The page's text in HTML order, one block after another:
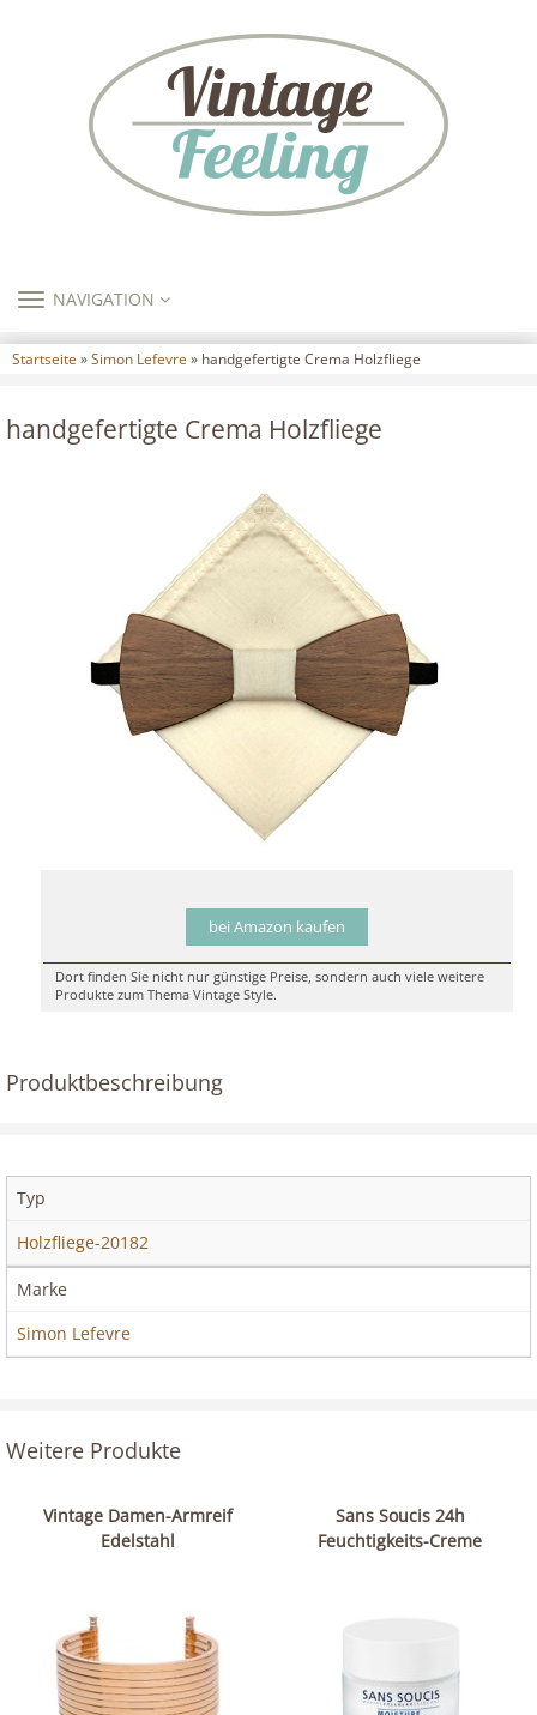
TOGGLE
NAVIGATION
Startseite »Simon Lefevre » handgefertigte Crema Holzfliege
handgefertigte Crema Holzfliege
bei Amazon kaufen
Dort finden Sie nicht nur günstige Preise, sondern auch viele weitere
Produkte zum Thema Vintage Style.
Produktbeschreibung
Typ
Holzfliege-20182
Marke
Simon Lefevre
Weitere Produkte
Vintage Damen-Armreif
Edelstahl
Sans Soucis 24h
Feuchtigkeits-Creme